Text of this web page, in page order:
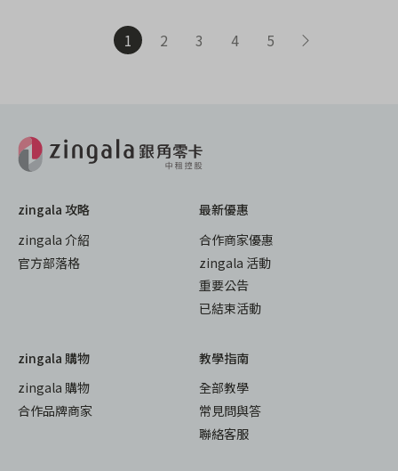
1 2 3 4 5
zingala 攻略
zingala 介紹
官方部落格
最新優惠
合作商家優惠
zingala 活動
重要公告
已結束活動
zingala 購物
zingala 購物
合作品牌商家
教學指南
全部教學
常見問與答
聯絡客服